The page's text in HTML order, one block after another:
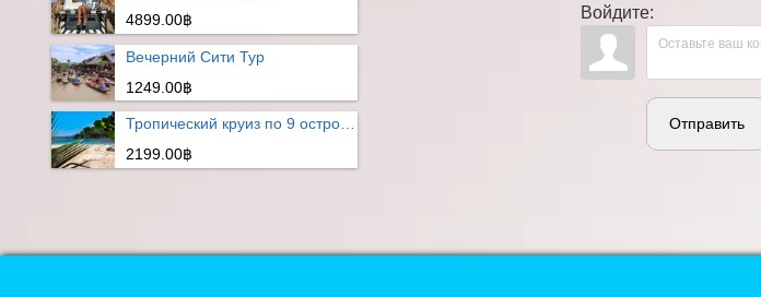
Войдите:
Отправить
4899.00฿
Вечерний Сити Тур
1249.00฿
2199.00฿